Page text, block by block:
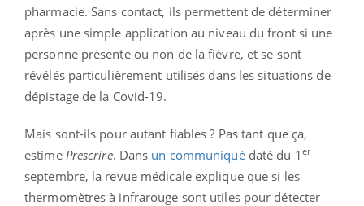
pharmacie. Sans contact, ils permettent de déterminer
après une simple application au niveau du front si une
personne présente ou non de la fièvre, et se sont
révélés particulièrement utilisés dans les situations de
dépistage de la Covid-19.
Mais sont-ils pour autant fiables ? Pas tant que ça,
estime Prescrire. Dans un communiquédaté du 1 er
septembre, la revue médicale explique que si les
thermomètres à infrarouge sont utiles pour détecter